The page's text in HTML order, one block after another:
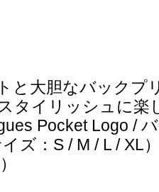
と大胆なバックプ
タイリッシュに楽
Pocket Logo /
ズ：S / M / L / XL